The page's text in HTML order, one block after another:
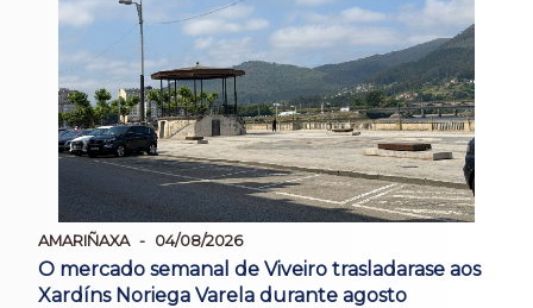
AMARIÑAXA 04/08/2026
O mercado semanal de Viveiro trasladarase aos
Xardíns Noriega Varela durante agosto